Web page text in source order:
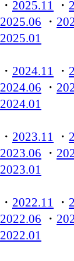
・ 2025.11 ・
2025.06 ・
2025.01
・ 2024.11 ・
2024.06 ・
2024.01
・ 2023.11 ・
2023.06 ・
2023.01
・ 2022.11 ・
2022.06 ・
2022.01